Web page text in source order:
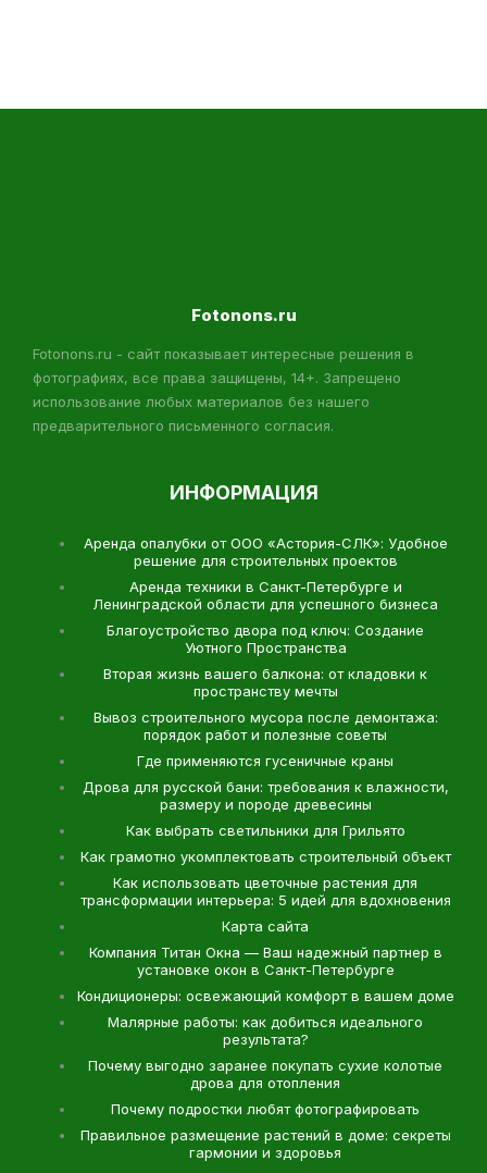
Fotonons.ru
Fotonons.ru - сайт показывает интересные решения в
фотографиях, все права защищены, 14+. Запрещено
использование любых материалов без нашего
предварительного письменного согласия.
ИНФОРМАЦИЯ
Аренда опалубки от ООО «Астория-СЛК»: Удобное
решение для строительных проектов
Аренда техники в Санкт-Петербурге и
Ленинградской области для успешного бизнеса
Благоустройство двора под ключ: Создание
Уютного Пространства
Вторая жизнь вашего балкона: от кладовки к
пространству мечты
Вывоз строительного мусора после демонтажа:
порядок работ и полезные советы
Где применяются гусеничные краны
Дрова для русской бани: требования к влажности,
размеру и породе древесины
Как выбрать светильники для Грильято
Как грамотно укомплектовать строительный объект
Как использовать цветочные растения для
трансформации интерьера: 5 идей для вдохновения
Карта сайта
Компания Титан Окна — Ваш надежный партнер в
установке окон в Санкт-Петербурге
Кондиционеры: освежающий комфорт в вашем доме
Малярные работы: как добиться идеального
результата?
Почему выгодно заранее покупать сухие колотые
дрова для отопления
Почему подростки любят фотографировать
Правильное размещение растений в доме: секреты
гармонии и здоровья